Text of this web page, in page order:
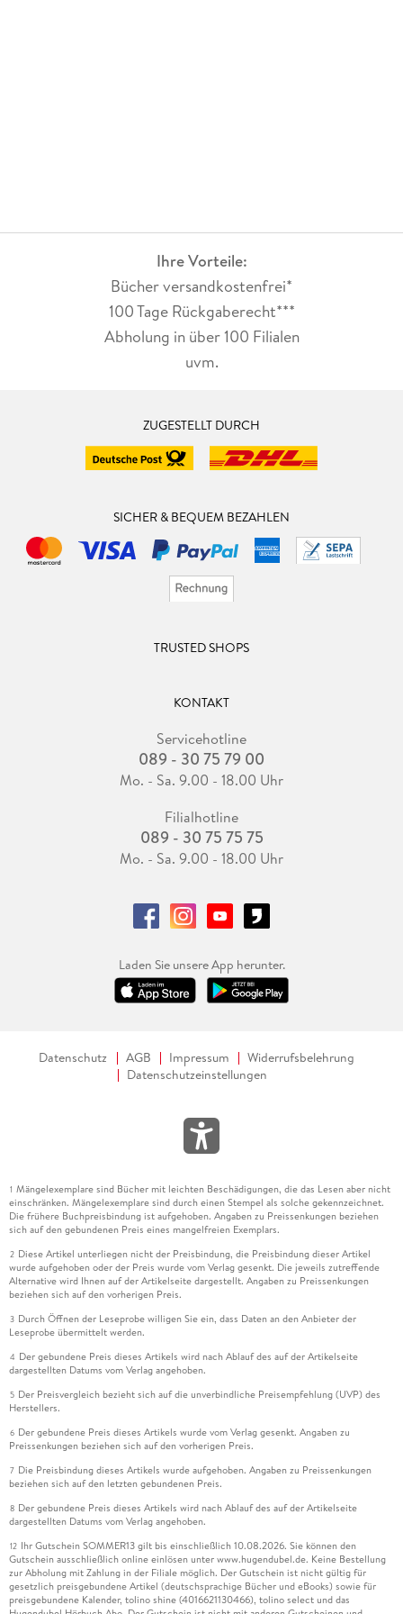
vergebe 5 (Weihnachts-)Sternchen.
Ihre Vorteile:
Bücher versandkostenfrei*
100 Tage Rückgaberecht***
Abholung in über 100 Filialen
uvm.
ZUGESTELLT DURCH
SICHER & BEQUEM BEZAHLEN
TRUSTED SHOPS
KONTAKT
Servicehotline
089 - 30 75 79 00
Mo. - Sa. 9.00 - 18.00 Uhr
Filialhotline
089 - 30 75 75 75
Mo. - Sa. 9.00 - 18.00 Uhr
Laden Sie unsere App herunter.
Datenschutz AGB Impressum
Widerrufsbelehrung
Datenschutzeinstellungen
1 Mängelexemplare sind Bücher mit leichten Beschädigungen, die das Lesen aber nicht
einschränken. Mängelexemplare sind durch einen Stempel als solche gekennzeichnet.
Die frühere Buchpreisbindung ist aufgehoben. Angaben zu Preissenkungen beziehen
sich auf den gebundenen Preis eines mangelfreien Exemplars.
2 Diese Artikel unterliegen nicht der Preisbindung, die Preisbindung dieser Artikel
wurde aufgehoben oder der Preis wurde vom Verlag gesenkt. Die jeweils zutreffende
Alternative wird Ihnen auf der Artikelseite dargestellt. Angaben zu Preissenkungen
beziehen sich auf den vorherigen Preis.
3 Durch Öffnen der Leseprobe willigen Sie ein, dass Daten an den Anbieter der
Leseprobe übermittelt werden.
4 Der gebundene Preis dieses Artikels wird nach Ablauf des auf der Artikelseite
dargestellten Datums vom Verlag angehoben.
5 Der Preisvergleich bezieht sich auf die unverbindliche Preisempfehlung (UVP) des
Herstellers.
6 Der gebundene Preis dieses Artikels wurde vom Verlag gesenkt. Angaben zu
Preissenkungen beziehen sich auf den vorherigen Preis.
7 Die Preisbindung dieses Artikels wurde aufgehoben. Angaben zu Preissenkungen
beziehen sich auf den letzten gebundenen Preis.
8 Der gebundene Preis dieses Artikels wird nach Ablauf des auf der Artikelseite
dargestellten Datums vom Verlag angehoben.
12 Ihr Gutschein SOMMER13 gilt bis einschließlich 10.08.2026. Sie können den
Gutschein ausschließlich online einlösen unter www.hugendubel.de. Keine Bestellung
zur Abholung mit Zahlung in der Filiale möglich. Der Gutschein ist nicht gültig für
gesetzlich preisgebundene Artikel (deutschsprachige Bücher und eBooks) sowie für
preisgebundene Kalender, tolino shine (4016621130466), tolino select und das